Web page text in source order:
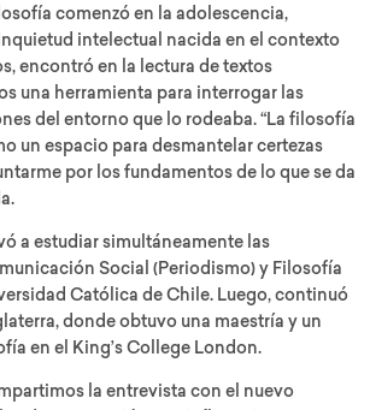
comenzó en la adolescencia,
intelectual nacida en el contexto
encontró en la lectura de textos
una herramienta para interrogar las
del entorno que lo rodeaba. “La filosofía
un espacio para desmantelar certezas
por los fundamentos de lo que se da
a estudiar simultáneamente las
Social (Periodismo) y Filosofía
Católica de Chile. Luego, continuó
donde obtuvo una maestría y un
en el King’s College London.
la entrevista con el nuevo